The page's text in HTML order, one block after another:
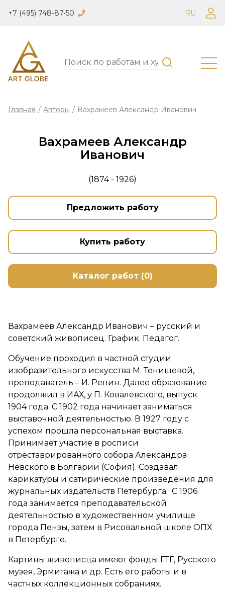
+7 (495) 748-87-50 RU
Главная / Авторы / Вахрамеев Александр Иванович
Вахрамеев Александр
Иванович
(1874 - 1926)
Предложить работу
Купить работу
Каталог работ (0)
Вахрамеев Александр Иванович – русский и
советский живописец. График. Педагог.
Обучение проходил в частной студии
изобразительного искусства М. Тенишевой,
преподаватель – И. Репин. Далее образование
продолжил в ИАХ, у П. Ковалевского, выпуск
1904 года. С 1902 года начинает заниматься
выставочной деятельностью. В 1927 году с
успехом прошла персональная выставка.
Принимает участие в росписи
отреставрированного собора Александра
Невского в Болгарии (София). Создавал
карикатуры и сатирические произведения для
журнальных издательств Петербурга. С 1906
года занимается преподавательской
деятельностью в художественном училище
города Пензы, затем в Рисовальной школе ОПХ
в Петербурге.
Картины живописца имеют фонды ГТГ, Русского
музея, Эрмитажа и др. Есть его работы и в
частных коллекционных собраниях.